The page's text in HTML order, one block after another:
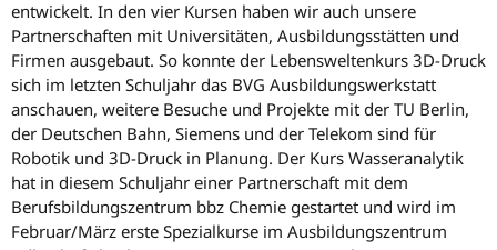
entwickelt. In den vier Kursen haben wir auch unsere
Partnerschaften mit Universitäten, Ausbildungsstätten und
Firmen ausgebaut. So konnte der Lebensweltenkurs 3D-Druck
sich im letzten Schuljahr das BVG Ausbildungswerkstatt
anschauen, weitere Besuche und Projekte mit der TU Berlin,
der Deutschen Bahn, Siemens und der Telekom sind für
Robotik und 3D-Druck in Planung. Der Kurs Wasseranalytik
hat in diesem Schuljahr einer Partnerschaft mit dem
Berufsbildungszentrum bbz Chemie gestartet und wird im
Februar/März erste Spezialkurse im Ausbildungszentrum